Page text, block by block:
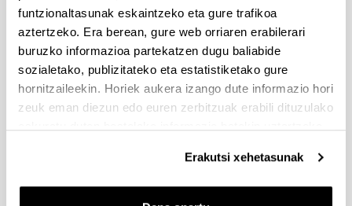
funtzionaltasunak eskaintzeko eta gure trafikoa
aztertzeko. Era berean, gure web orriaren erabilerari
buruzko informazioa partekatzen dugu baliabide
sozialetako, publizitateko eta estatistiketako gure
hornitzaileekin. Horiek aukera izango dute informazio hori
zeuk eman diezun edo euren zerbitzuak erabili dituzulako
Erakutsi xehetasunak
Praktiketako ikastegi aldaketa eskatzen duten
ikasleek jakin behar dute Practicum Dekanordetzak
ezin diela bermatu plaza bat bizi diren lekuan,
plazen eskaintza Eusko Jaurlaritzako Hezkuntza
Sailaren menpe dagoelako.